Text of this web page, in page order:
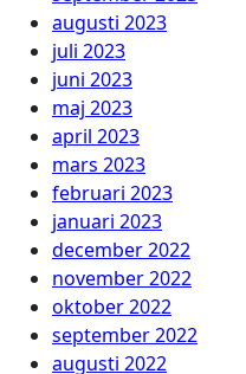
augusti 2023
juli 2023
juni 2023
maj 2023
april 2023
mars 2023
februari 2023
januari 2023
december 2022
november 2022
oktober 2022
september 2022
augusti 2022